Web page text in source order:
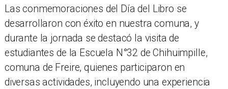
​​Las conmemoraciones del Día del Libro se
desarrollaron con éxito en nuestra comuna, y
durante la jornada se destacó la visita de
estudiantes de la Escuela N°32 de Chihuimpille,
comuna de Freire, quienes participaron en
diversas actividades, incluyendo una experiencia